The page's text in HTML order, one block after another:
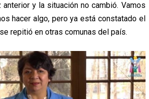
y la situación no cambió. Vamos
hacer algo, pero ya está constatado el
repitió en otras comunas del país.